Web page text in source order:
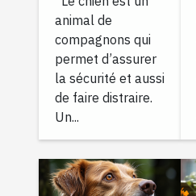
animal de
compagnons qui
permet d’assurer
la sécurité et aussi
de faire distraire.
Un...